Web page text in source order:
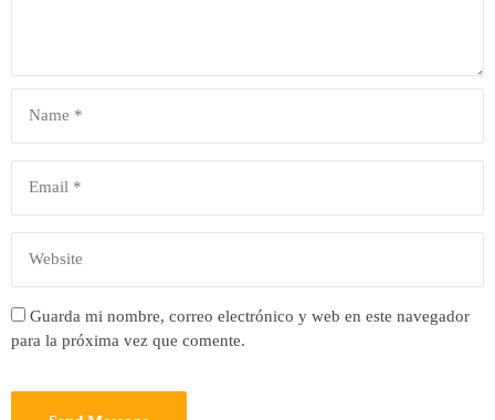
Guarda mi nombre, correo electrónico y web en este navegador
para la próxima vez que comente.